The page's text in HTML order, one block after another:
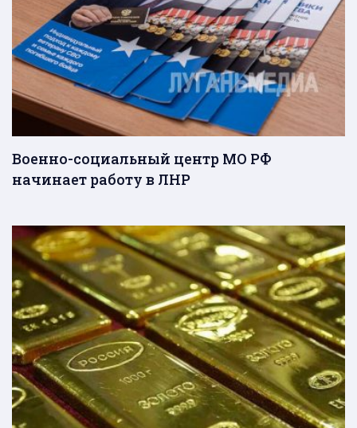
Военно-социальный центр МО РФ
начинает работу в ЛНР